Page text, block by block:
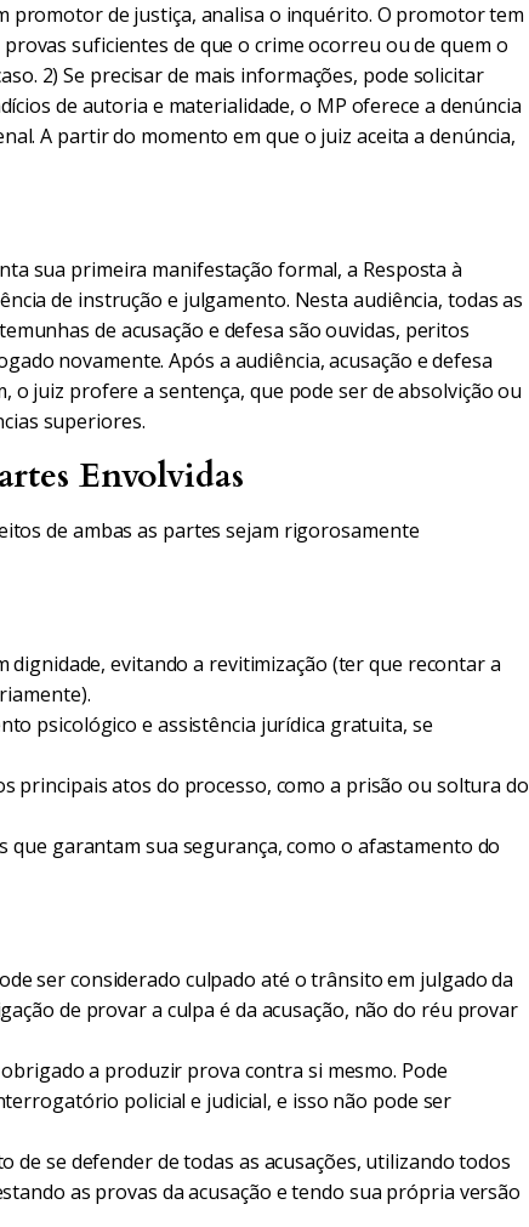
promotor de justiça, analisa o inquérito. O promotor tem
suficientes de que o crime ocorreu ou de quem o
2) Se precisar de mais informações, pode solicitar
de autoria e materialidade, o MP oferece a denúncia
A partir do momento em que o juiz aceita a denúncia,
sua primeira manifestação formal, a Resposta à
de instrução e julgamento. Nesta audiência, todas as
de acusação e defesa são ouvidas, peritos
novamente. Após a audiência, acusação e defesa
o juiz profere a sentença, que pode ser de absolvição ou
superiores.
Envolvidas
de ambas as partes sejam rigorosamente
dignidade, evitando a revitimização (ter que recontar a
psicológico e assistência jurídica gratuita, se
principais atos do processo, como a prisão ou soltura do
que garantam sua segurança, como o afastamento do
ser considerado culpado até o trânsito em julgado da
de provar a culpa é da acusação, não do réu provar
a produzir prova contra si mesmo. Pode
policial e judicial, e isso não pode ser
de se defender de todas as acusações, utilizando todos
as provas da acusação e tendo sua própria versão